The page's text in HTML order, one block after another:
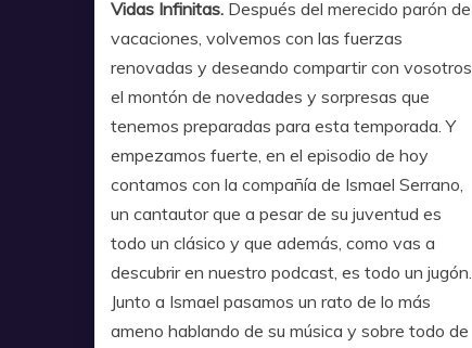
Vidas Infinitas. Después del merecido parón de
vacaciones, volvemos con las fuerzas
renovadas y deseando compartir con vosotros
el montón de novedades y sorpresas que
tenemos preparadas para esta temporada. Y
empezamos fuerte, en el episodio de hoy
contamos con la compañía de Ismael Serrano,
un cantautor que a pesar de su juventud es
todo un clásico y que además, como vas a
descubrir en nuestro podcast, es todo un jugón.
Junto a Ismael pasamos un rato de lo más
ameno hablando de su música y sobre todo de